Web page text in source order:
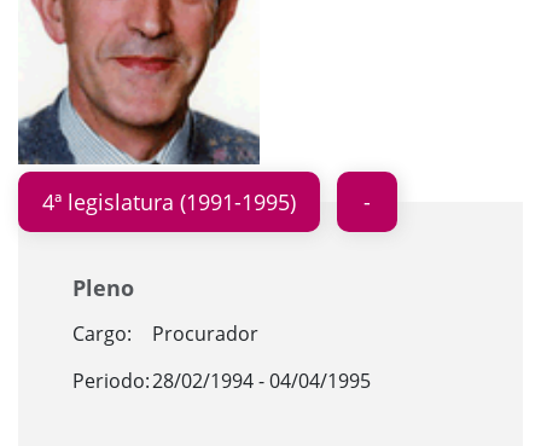
4ª legislatura (1991-1995)
Pleno
Cargo:
Procurador
Periodo:28/02/1994 - 04/04/1995